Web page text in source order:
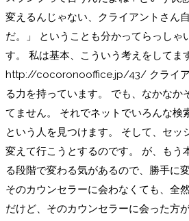
変えるんじゃない、クライアントさん
だ。」 ということも分かってらっしゃ
す。 私は基本、こういう考えをしてま
http://cocoronooffice.jp/43/ クライア
る力を持っています。 でも、なかなか
てません。 それでネットでいろんな検
という人を見つけます。 そして、セッ
変えて行こうとするのです。 が、もう
る段階で変わる気があるので、勝手に
そのカウンセラーに会わなくても、全
だけど、そのカウンセラーに会った方